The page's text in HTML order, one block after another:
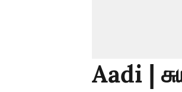
Aadi |